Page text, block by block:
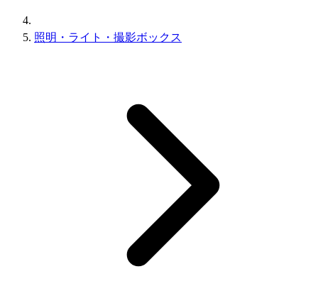
照明・ライト・撮影ボックス